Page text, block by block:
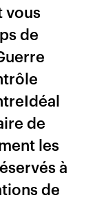
vous
de
de
les
à
de